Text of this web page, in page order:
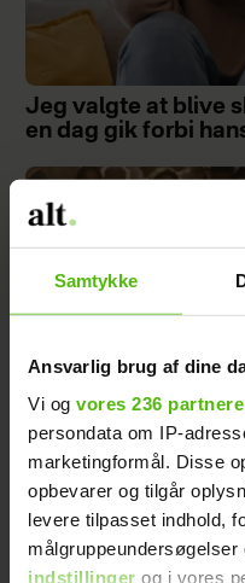
Samtykke
Ansvarlig brug af dine
Vi og vores 236 partnere
persondata om IP-
marketingformål. Disse
opbevarer og tilgår
levere tilpasset indhold,
indstillinger og i vores
Jeg valgte at blive
en dag gik forbi
Vi var skeptiske før
helt tryllebundet –